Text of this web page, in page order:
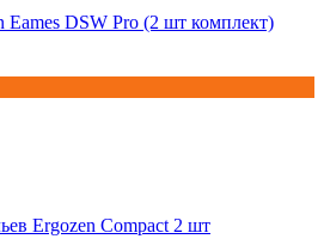
Eames DSW Pro (2 шт комплект)
Ergozen Compact 2 шт